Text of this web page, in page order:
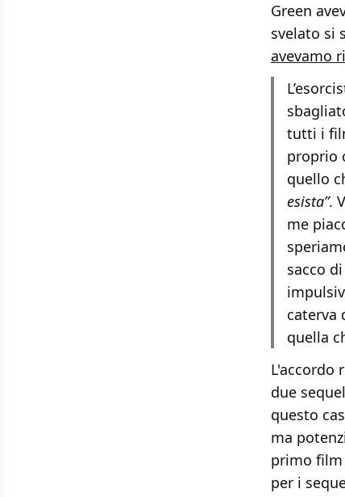
Green
svelato si
avevamo
tutti i
proprio
quello
esista”.
me
sacco
caterva
quella
L'accordo
due
questo
ma
primo film
per i